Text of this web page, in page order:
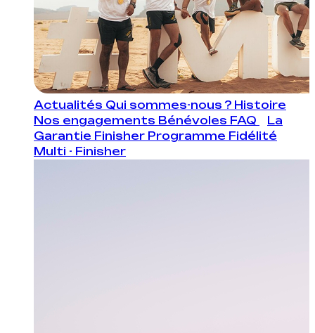
Actualités Qui sommes-nous ? Histoire
Nos engagements Bénévoles FAQ
La
Garantie Finisher Programme Fidélité
Multi - Finisher